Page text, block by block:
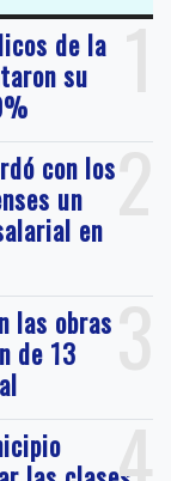
1
de la
su
2
con los
un
en
3
las obras
de 13
4